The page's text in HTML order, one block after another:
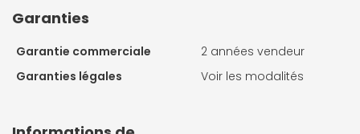
Garanties
Garantie commerciale
2 années vendeur
Garanties légales
Voir les modalités